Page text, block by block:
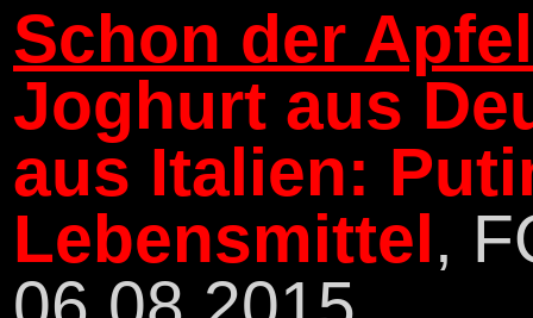
Schon der
Joghurt aus
aus Italien:
Lebensmittel,